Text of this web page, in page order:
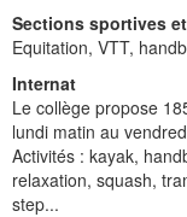
Sections sportives
Equitation, VTT,
Internat
Le collège propose
lundi matin au
Activités : kayak,
relaxation, squash,
step...